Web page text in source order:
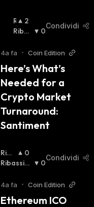
R
I
L
I
S
A
:
2
Ribas
0
Condividi
4a fa • Coin Edition
Here’s What’s
Needed for a
Crypto Market
Turnaround:
Santiment
Rial
Zist
0
Ribassist
0
Condividi
4a fa • Coin Edition
Ethereum ICO